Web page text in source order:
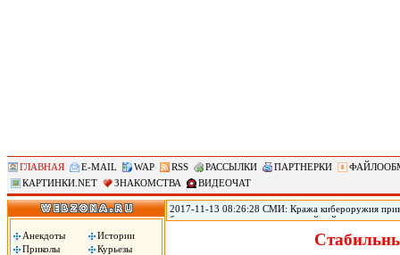
ГЛАВНАЯ E-MAIL WAP RSS РАССЫЛКИ ПАРТНЕРКИ
КАРТИНКИ.NET
ЗНАКОМСТВА ВИДЕОЧАТ
Анекдоты
Истории
Приколы
Курьезы
2017-11-13 08:26:28 СМИ: Кража кибероружия
безопасности переживает крупнейший кризис из-
Shadow Brokers опубликовала программный код